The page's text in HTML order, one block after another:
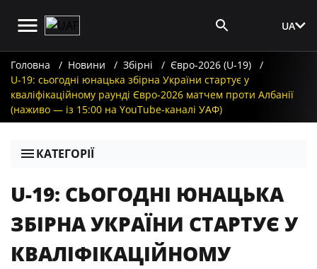
UA
Головна Новини Збірні
Євро-2026 (U-19)
U-19: сьогодні юнацька збірна України стартує у
кваліфікаційному раунді Євро-2026 матчем проти Албанії
(наживо — із 15:00 на YouTube-каналі УАФ)
КАТЕГОРІЇ
U-19: СЬОГОДНІ ЮНАЦЬКА
ЗБІРНА УКРАЇНИ СТАРТУЄ У
КВАЛІФІКАЦІЙНОМУ